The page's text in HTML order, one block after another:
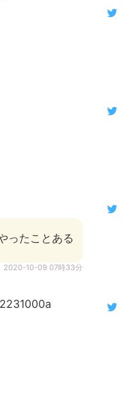
ったことある
2020-10-09 07時33分